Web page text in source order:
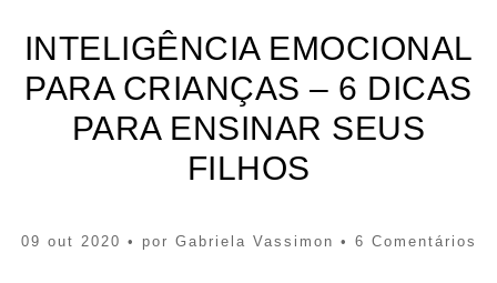
INTELIGÊNCIA EMOCIONAL
PARA CRIANÇAS – 6 DICAS
PARA ENSINAR SEUS
FILHOS
09 out 2020 • por Gabriela Vassimon • 6 Comentários